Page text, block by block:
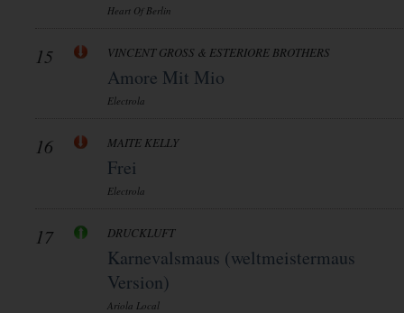
Heart Of Berlin
15 VINCENT GROSS & ESTERIORE BROTHERS
Amore Mit Mio
Electrola
16 MAITE KELLY
Frei
Electrola
17 DRUCKLUFT
Karnevalsmaus (weltmeistermaus
Version)
Ariola Local